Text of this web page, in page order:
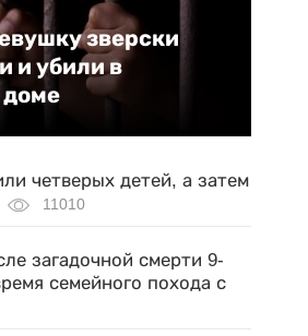
зверски
и убили в
доме
четверых детей, а затем
11010
загадочной смерти 9-
семейного похода с